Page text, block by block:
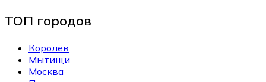
ТОП городов
Королёв
Мытищи
Москва